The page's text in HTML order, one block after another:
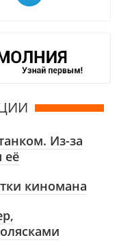
Из-за
её
киномана